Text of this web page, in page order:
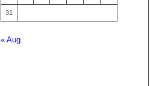
31
« Aug.